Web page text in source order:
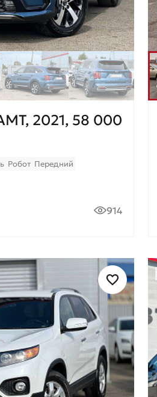
2021, 58 000
Робот Передний
914